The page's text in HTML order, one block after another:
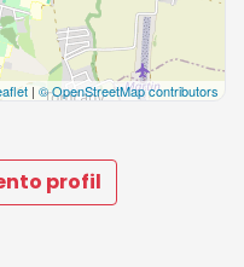
| © OpenStreetMap contributors
profil